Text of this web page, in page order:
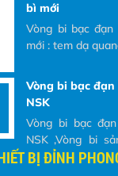
bì mới
Vòng bi bạc đạn
mới : tem dạ
Vòng bi bạc đạn
NSK
Vòng bi bạc đạn
NSK ,Vòng bi sản xuất tại JAPAN ,độ
chính xác cao
BỊ ĐỈNH